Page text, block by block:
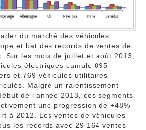
du marché des véhicules
et bat des records de ventes de
Sur les mois de juillet et août 2013,
électriques cumule 895
et 769 véhicules utilitaires
Malgré un ralentissement
de l’année 2013, ces segments
une progression de +48%
à 2012. Les ventes de véhicules
les records avec 29 164 ventes